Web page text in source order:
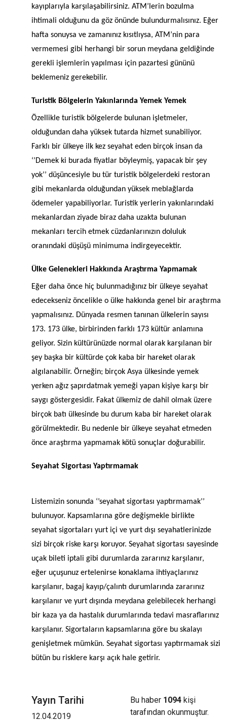
kayıplarıyla karşılaşabilirsiniz. ATM’lerin bozulma
ihtimali olduğunu da göz önünde bulundurmalısınız. Eğer
hafta sonuysa ve zamanınız kısıtlıysa, ATM’nin para
vermemesi gibi herhangi bir sorun meydana geldiğinde
gerekli işlemlerin yapılması için pazartesi gününü
beklemeniz gerekebilir.
Turistik Bölgelerin Yakınlarında Yemek Yemek
Özellikle turistik bölgelerde bulunan işletmeler,
olduğundan daha yüksek tutarda hizmet sunabiliyor.
Farklı bir ülkeye ilk kez seyahat eden birçok insan da
‘’Demek ki burada fiyatlar böyleymiş, yapacak bir şey
yok’’ düşüncesiyle bu tür turistik bölgelerdeki restoran
gibi mekanlarda olduğundan yüksek meblağlarda
ödemeler yapabiliyorlar. Turistik yerlerin yakınlarındaki
mekanlardan ziyade biraz daha uzakta bulunan
mekanları tercih etmek cüzdanlarınızın doluluk
oranındaki düşüşü minimuma indirgeyecektir.
Ülke Gelenekleri Hakkında Araştırma Yapmamak
Eğer daha önce hiç bulunmadığınız bir ülkeye seyahat
edecekseniz öncelikle o ülke hakkında genel bir araştırma
yapmalısınız. Dünyada resmen tanınan ülkelerin sayısı
173. 173 ülke, birbirinden farklı 173 kültür anlamına
geliyor. Sizin kültürünüzde normal olarak karşılanan bir
şey başka bir kültürde çok kaba bir hareket olarak
algılanabilir. Örneğin; birçok Asya ülkesinde yemek
yerken ağız şapırdatmak yemeği yapan kişiye karşı bir
saygı göstergesidir. Fakat ülkemiz de dahil olmak üzere
birçok batı ülkesinde bu durum kaba bir hareket olarak
görülmektedir. Bu nedenle bir ülkeye seyahat etmeden
önce araştırma yapmamak kötü sonuçlar doğurabilir.
Seyahat Sigortası Yaptırmamak
Listemizin sonunda ‘’seyahat sigortası yaptırmamak’’
bulunuyor. Kapsamlarına göre değişmekle birlikte
seyahat sigortaları yurt içi ve yurt dışı seyahatlerinizde
sizi birçok riske karşı koruyor. Seyahat sigortası sayesinde
uçak bileti iptali gibi durumlarda zararınız karşılanır,
eğer uçuşunuz ertelenirse konaklama ihtiyaçlarınız
karşılanır, bagaj kayıp/çalıntı durumlarında zararınız
karşılanır ve yurt dışında meydana gelebilecek herhangi
bir kaza ya da hastalık durumlarında tedavi masraflarınız
karşılanır. Sigortaların kapsamlarına göre bu skalayı
genişletmek mümkün. Seyahat sigortası yaptırmamak sizi
bütün bu risklere karşı açık hale getirir.
Yayın Tarihi
12.04.2019
Bu haber 1094 kişi
tarafından okunmuştur.